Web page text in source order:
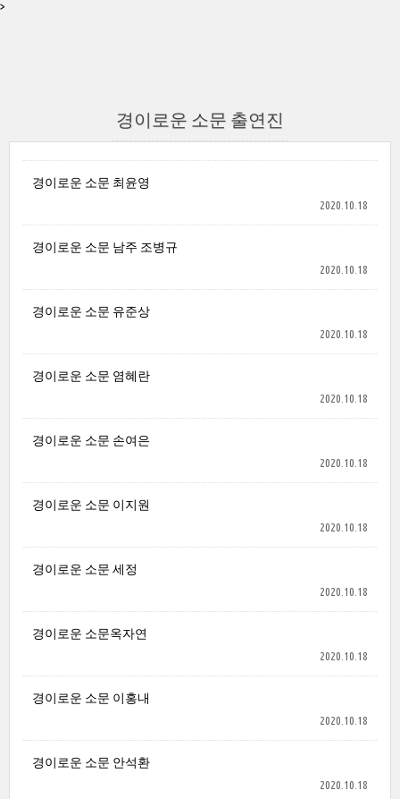
>
경이로운 소문 출연진
경이로운 소문 최윤영
2020.10.18
경이로운 소문 남주 조병규
2020.10.18
경이로운 소문 유준상
2020.10.18
경이로운 소문 염혜란
2020.10.18
경이로운 소문 손여은
2020.10.18
경이로운 소문 이지원
2020.10.18
경이로운 소문 세정
2020.10.18
경이로운 소문옥자연
2020.10.18
경이로운 소문 이홍내
2020.10.18
경이로운 소문 안석환
2020.10.18